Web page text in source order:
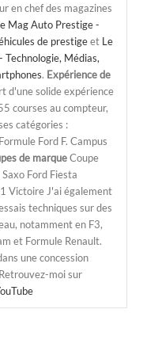
en chef des magazines
Mag Auto Prestige -
de prestigeet Le
Technologie, Médias,
. Expérience de
d'une solide expérience
courses au compteur,
catégories :
Formule Ford F. Campus
de marqueCoupe
Ford Fiesta
1 Victoire J'ai également
techniques sur des
notamment en F3,
et Formule Renault.
une concession
moi sur